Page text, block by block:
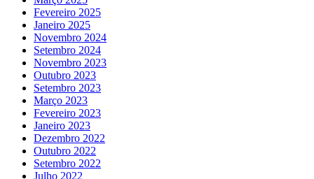
Fevereiro 2025
Janeiro 2025
Novembro 2024
Setembro 2024
Novembro 2023
Outubro 2023
Setembro 2023
Março 2023
Fevereiro 2023
Janeiro 2023
Dezembro 2022
Outubro 2022
Setembro 2022
Julho 2022